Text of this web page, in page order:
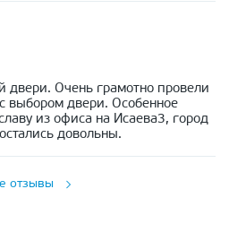
двери. Очень грамотно провели
выбором двери. Особенное
из офиса на Исаева3, город
довольны.
отзывы